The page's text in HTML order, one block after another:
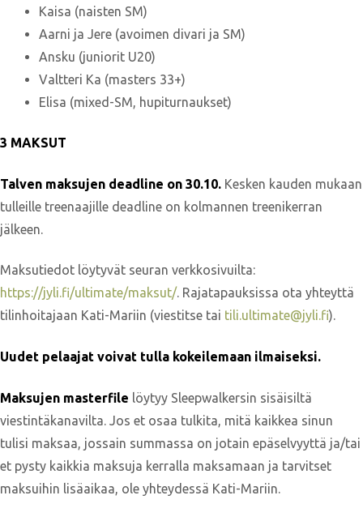
Kaisa (naisten SM)
Aarni ja Jere (avoimen divari ja SM)
Ansku (juniorit U20)
Valtteri Ka (masters 33+)
Elisa (mixed-SM, hupiturnaukset)
3 MAKSUT
Talven maksujen deadline on 30.10. Kesken kauden mukaan
tulleille treenaajille deadline on kolmannen treenikerran
jälkeen.
Maksutiedot löytyvät seuran verkkosivuilta:
https://jyli.fi/ultimate/maksut/. Rajatapauksissa ota yhteyttä
tilinhoitajaan Kati-Mariin (viestitse tai tili.ultimate@jyli.fi).
Uudet pelaajat voivat tulla kokeilemaan ilmaiseksi.
Maksujen masterfile löytyy Sleepwalkersin sisäisiltä
viestintäkanavilta. Jos et osaa tulkita, mitä kaikkea sinun
tulisi maksaa, jossain summassa on jotain epäselvyyttä ja/tai
et pysty kaikkia maksuja kerralla maksamaan ja tarvitset
maksuihin lisäaikaa, ole yhteydessä Kati-Mariin.